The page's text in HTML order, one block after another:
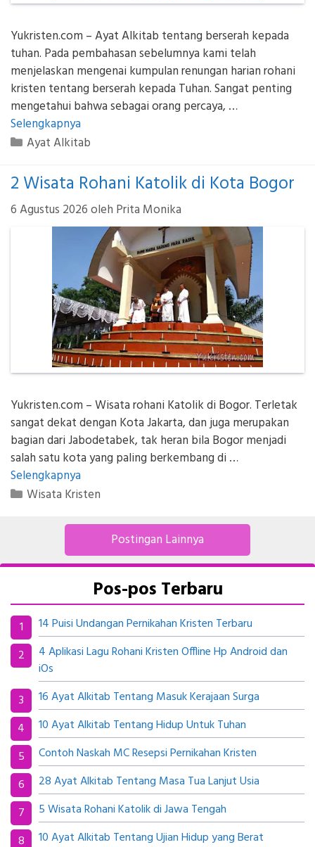
Yukristen.com – Ayat Alkitab tentang berserah kepada
tuhan. Pada pembahasan sebelumnya kami telah
menjelaskan mengenai kumpulan renungan harian rohani
kristen tentang berserah kepada Tuhan. Sangat penting
mengetahui bahwa sebagai orang percaya, …
Selengkapnya
Kategori
Ayat Alkitab
2 Wisata Rohani Katolik di Kota Bogor
6 Agustus 2026oleh Prita Monika
Yukristen.com – Wisata rohani Katolik di Bogor. Terletak
sangat dekat dengan Kota Jakarta, dan juga merupakan
bagian dari Jabodetabek, tak heran bila Bogor menjadi
salah satu kota yang paling berkembang di …
Selengkapnya
Kategori
Wisata Kristen
Postingan Lainnya
Pos-pos Terbaru
14 Puisi Undangan Pernikahan Kristen Terbaru
4 Aplikasi Lagu Rohani Kristen Offline Hp Android dan
iOs
16 Ayat Alkitab Tentang Masuk Kerajaan Surga
10 Ayat Alkitab Tentang Hidup Untuk Tuhan
Contoh Naskah MC Resepsi Pernikahan Kristen
28 Ayat Alkitab Tentang Masa Tua Lanjut Usia
5 Wisata Rohani Katolik di Jawa Tengah
10 Ayat Alkitab Tentang Ujian Hidup yang Berat